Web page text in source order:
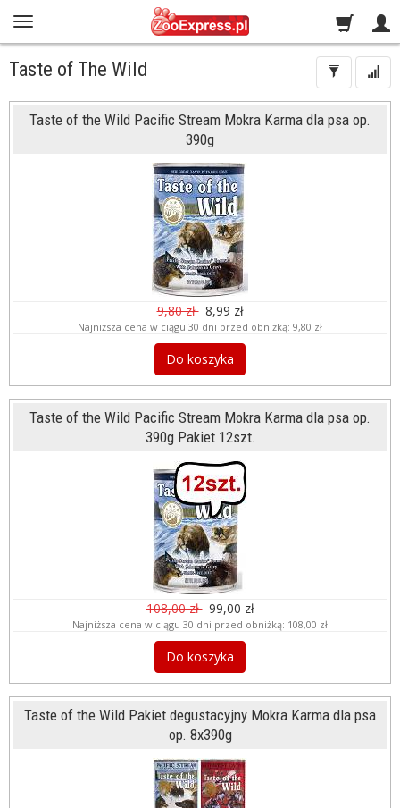
Taste of The Wild
Taste of the Wild Pacific Stream Mokra Karma dla psa op.
390g
9,80 zł 8,99 zł
Najniższa cena w ciągu 30 dni przed obniżką: 9,80 zł
Do koszyka
Taste of the Wild Pacific Stream Mokra Karma dla psa op.
390g Pakiet 12szt.
108,00 zł 99,00 zł
Najniższa cena w ciągu 30 dni przed obniżką: 108,00 zł
Do koszyka
Taste of the Wild Pakiet degustacyjny Mokra Karma dla psa
op. 8x390g